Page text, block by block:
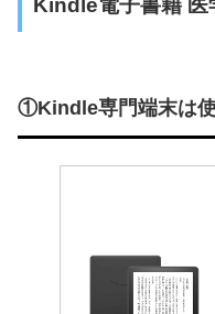
Kindle電子書籍 医
①Kindle専門端末は